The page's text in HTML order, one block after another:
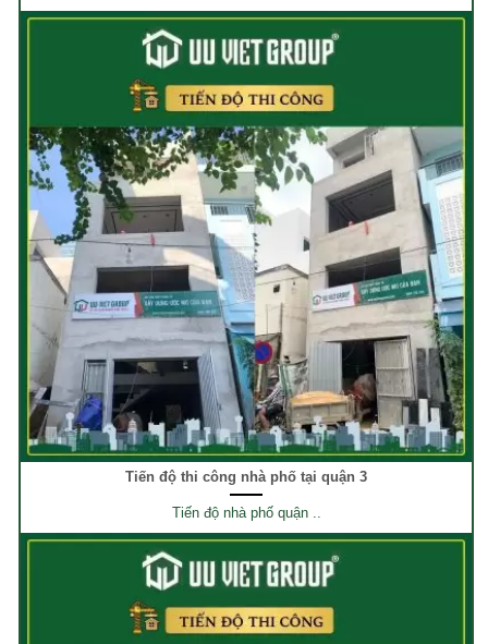
Tiến độ thi công nhà phố tại quận 3
Tiến độ nhà phố quận ..